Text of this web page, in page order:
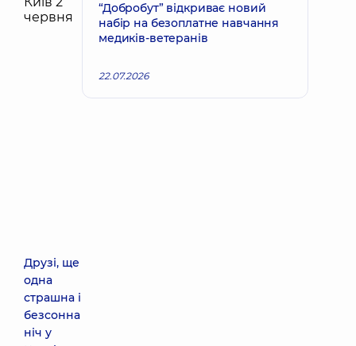
Друзі, ще
одна
страшна і
безсонна
ніч у
“Добробут” відкриває новий
набір на безоплатне навчання
медиків-ветеранів
22.07.2026